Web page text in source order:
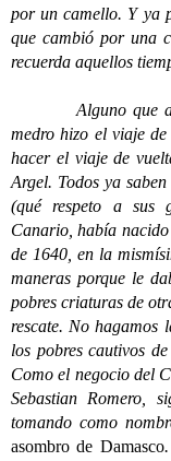
por un camello. Y ya
que cambió por una
recuerda aquellos
Alguno que
medro hizo el viaje
hacer el viaje de
Argel. Todos ya
(qué respeto a sus
Canario, había
de 1640, en la
maneras porque le
pobres criaturas de
rescate. No hagamos
los pobres cautivos
Como el negocio del
Sebastian Romero,
tomando como
asombro de Damasco